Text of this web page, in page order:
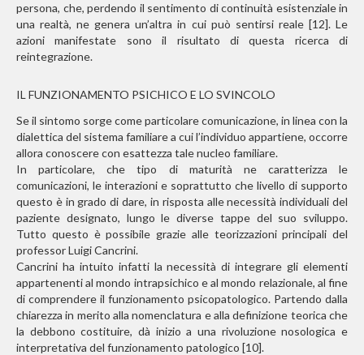
persona, che, perdendo il sentimento di continuità esistenziale in
una realtà, ne genera un’altra in cui può sentirsi reale [12]. Le
azioni manifestate sono il risultato di questa ricerca di
reintegrazione.
IL FUNZIONAMENTO PSICHICO E LO SVINCOLO
Se il sintomo sorge come particolare comunicazione, in linea con la
dialettica del sistema familiare a cui l’individuo appartiene, occorre
allora conoscere con esattezza tale nucleo familiare.
In particolare, che tipo di maturità ne caratterizza le
comunicazioni, le interazioni e soprattutto che livello di supporto
questo è in grado di dare, in risposta alle necessità individuali del
paziente designato, lungo le diverse tappe del suo sviluppo.
Tutto questo è possibile grazie alle teorizzazioni principali del
professor Luigi Cancrini.
Cancrini ha intuito infatti la necessità di integrare gli elementi
appartenenti al mondo intrapsichico e al mondo relazionale, al fine
di comprendere il funzionamento psicopatologico. Partendo dalla
chiarezza in merito alla nomenclatura e alla definizione teorica che
la debbono costituire, dà inizio a una rivoluzione nosologica e
interpretativa del funzionamento patologico [10].